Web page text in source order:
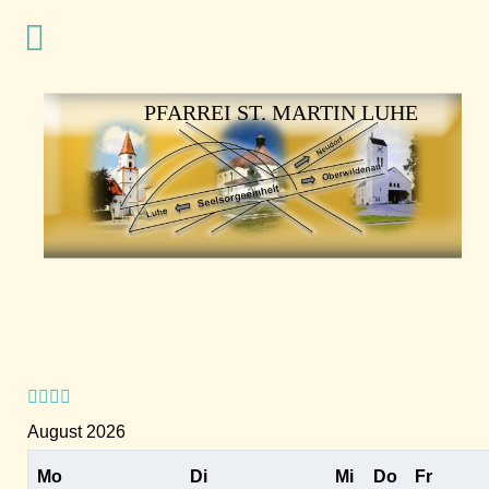
PFARREI ST. MARTIN LUHE
August 2026
Mo Di Mi Do Fr